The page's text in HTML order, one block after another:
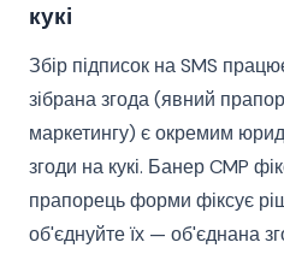
кукі
Збір підписок на SMS
зібрана згода (явний
маркетингу) є окремим
згоди на кукі. Банер CMP
прапорець форми фіксує
об'єднуйте їх — об'єднана